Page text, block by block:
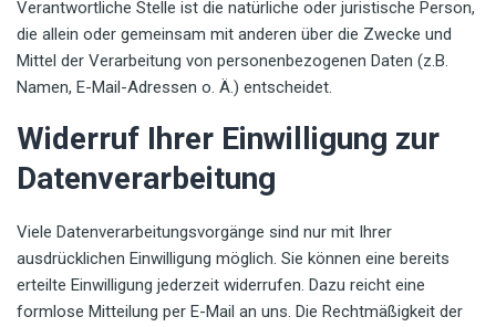
Verantwortliche Stelle ist die natürliche oder juristische Person,
die allein oder gemeinsam mit anderen über die Zwecke und
Mittel der Verarbeitung von personenbezogenen Daten (z.B.
Namen, E-Mail-Adressen o. Ä.) entscheidet.
Widerruf Ihrer Einwilligung zur
Datenverarbeitung
Viele Datenverarbeitungsvorgänge sind nur mit Ihrer
ausdrücklichen Einwilligung möglich. Sie können eine bereits
erteilte Einwilligung jederzeit widerrufen. Dazu reicht eine
formlose Mitteilung per E-Mail an uns. Die Rechtmäßigkeit der